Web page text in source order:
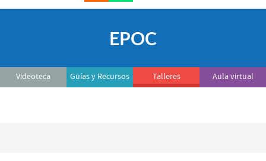
EPOC
Videoteca Guías y Recursos Talleres Aula virtual